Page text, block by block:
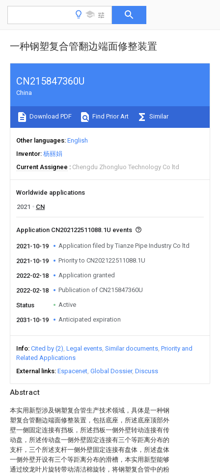
一种钢塑复合管翻边端面修整装置
Abstract
本实用新型涉及钢塑复合管生产技术领域，具体是一种钢
塑复合管翻边端面修整装置，包括底座，所述底座顶部外
壁一侧固定连接有挡板，所述挡板一侧外壁转动连接有传
动盘，所述传动盘一侧外壁固定连接有三个等距离分布的
支杆，三个所述支杆一侧外壁固定连接有盘体，所述盘体
一侧外壁开设有三个等距离分布的滑槽，本实用新型能够
通过绞龙叶片旋转带动清洁棉旋转，将钢塑复合管中的粉
CN215847360U
China
Download PDF Find Prior Art Similar
Other languages English
Inventor 杨丽娟
Current Assignee
Chengdu Zhongluo Technology Co ltd
Worldwide applications
2021
CN
Application CN202122511088.1U events
2021-10-19 Application filed by Tianze Pipe Industry Co ltd
2021-10-19 Priority to CN202122511088.1U
2022-02-18 Application granted
2022-02-18 Publication of CN215847360U
Status Active
2031-10-19 Anticipated expiration
Info Cited by (2) Legal events Similar documents Priority and
Related Applications
External links Espacenet Global Dossier Discuss